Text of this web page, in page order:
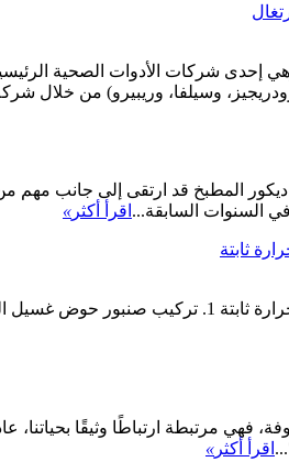
إحدى شركات الأدوات الصحية
المطبخ قد ارتقى إلى جانب مهم من
السنوات السابقة... اقرأ أكثر »
ثابتة
تركيب صنبور حوض غسيل الحمام بدرجة
فهي مرتبطة ارتباطًا وثيقًا
اقرأ أكثر »